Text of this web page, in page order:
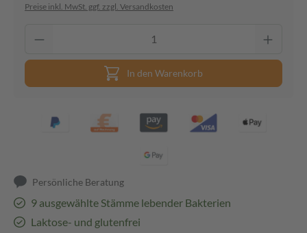
Preise inkl. MwSt. ggf. zzgl. Versandkosten
In den Warenkorb
Persönliche Beratung
9 ausgewählte Stämme lebender Bakterien
Laktose- und glutenfrei